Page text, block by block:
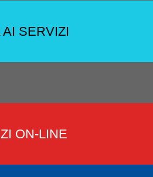
AI SERVIZI
ON-LINE